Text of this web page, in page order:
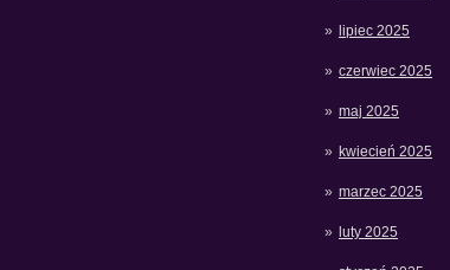
lipiec 2025
czerwiec 2025
maj 2025
kwiecień 2025
marzec 2025
luty 2025